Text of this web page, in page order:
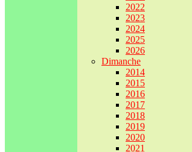
2022
2023
2024
2025
2026
Dimanche
2014
2015
2016
2017
2018
2019
2020
2021